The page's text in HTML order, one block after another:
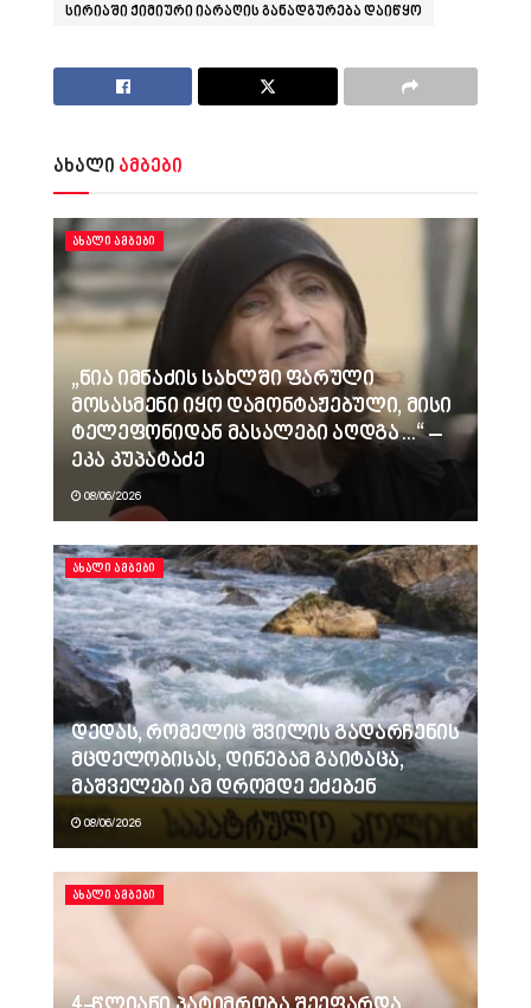
სირიაში ქიმიური იარაღის განადგურება დაიწყო
ახალი ამბები
ᲐᲮᲐᲚᲘ ᲐᲛᲑᲔᲑᲘ
„ნია იმნაძის სახლში ფარული
მოსასმენი იყო დამონტაჟებული, მისი
ტელეფონიდან მასალები აღდგა…“ –
ეკა კუპატაძე
08/06/2026
ᲐᲮᲐᲚᲘ ᲐᲛᲑᲔᲑᲘ
დედას, რომელიც შვილის გადარჩენის
მცდელობისას, დინებამ გაიტაცა,
მაშველები ამ დრომდე ეძებენ
08/06/2026
ᲐᲮᲐᲚᲘ ᲐᲛᲑᲔᲑᲘ